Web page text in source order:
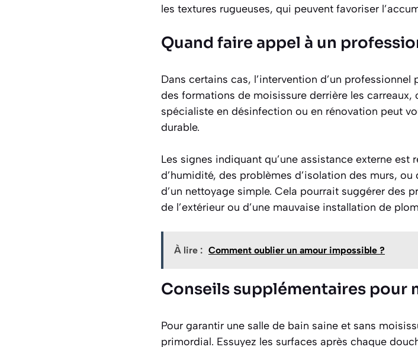
les textures rugueuses, qui peuvent favoriser
Quand faire appel à un
Dans certains cas, l’intervention d’un professionnel
des formations de moisissure derrière les
spécialiste en désinfection ou en rénovation peut
durable.
Les signes indiquant qu’une assistance externe
d’humidité, des problèmes d’isolation des murs,
d’un nettoyage simple. Cela pourrait suggérer des
de l’extérieur ou d’une mauvaise installation de
À lire : Comment oublier un amour impossible ?
Conseils supplémentaires pour
Pour garantir une salle de bain saine et sans
primordial. Essuyez les surfaces après chaque